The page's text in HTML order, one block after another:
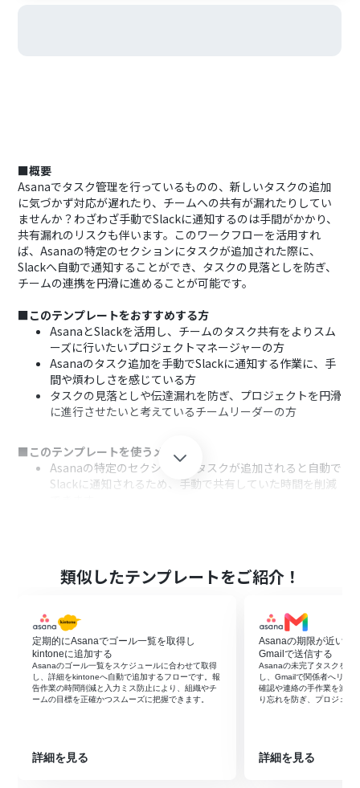
■概要
Asanaでタスク管理を行っているものの、新しいタスクの追加
に気づかず対応が遅れたり、チームへの共有が漏れたりしてい
ませんか？わざわざ手動でSlackに通知するのは手間がかかり、
共有漏れのリスクも伴います。このワークフローを活用すれ
ば、Asanaの特定のセクションにタスクが追加された際に、
Slackへ自動で通知することができ、タスクの見落としを防ぎ、
チームの連携を円滑に進めることが可能です。
■このテンプレートをおすすめする方
AsanaとSlackを活用し、チームのタスク共有をよりスム
ーズに行いたいプロジェクトマネージャーの方
Asanaのタスク追加を手動でSlackに通知する作業に、手
間や煩わしさを感じている方
タスクの見落としや伝達漏れを防ぎ、プロジェクトを円滑
に進行させたいと考えているチームリーダーの方
■このテンプレートを使うメリット
Asanaの特定のセクションにタスクが追加されると自動で
Slackに通知されるため、手動で共有していた時間を削減
■フローボットの流れ
次に、トリガーでAsanaを選択し、「特定のセクションに
新しいタスクが追加されたら」というアクションを設定し
ます。
最後に、オペレーションでSlackの「チャンネルにメッセ
ージを送る」アクションを設定し、Asanaで追加されたタ
スクの情報を指定のチャンネルに通知します。
ション
類似したテンプレートをご紹介！
定期的にAsanaでゴール一覧を取得し
kintoneに追加する
Asanaのゴール一覧をスケジュールに合わせて取得
し、詳細をkintoneへ自動で追加するフローです。報
告作業の時間削減と入力ミス防止により、組織やチ
ームの目標を正確かつスムーズに把握できます。
詳細を見る
Asanaの期限が近いタ
Gmailで送信する
Asanaの未完了タスクを毎
し、Gmailで関係者へリマ
確認や連絡の手作業を減ら
り忘れを防ぎ、プロジェク
詳細を見る